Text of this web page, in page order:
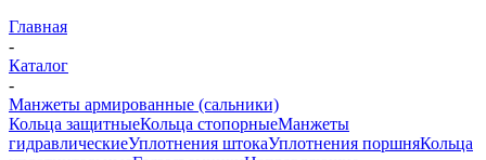
Главная
-
Каталог
-
Манжеты армированные (сальники)
Кольца защитныеКольца стопорныеМанжеты
гидравлическиеУплотнения штокаУплотнения поршняКольца